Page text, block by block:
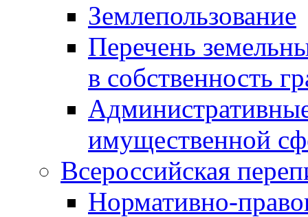
Землепользование
Перечень
в собственность
имущественной
Всероссийская
Нормативно-